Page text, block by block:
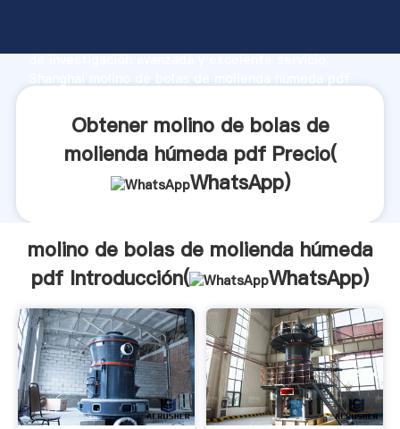
de investigación avanzada y excelente servicio,
clientes.Obtener molino de bolas de
molienda húmeda pdf Precio(
WhatsApp)
molino de bolas de molienda húmeda
pdf Introducción(
WhatsApp)